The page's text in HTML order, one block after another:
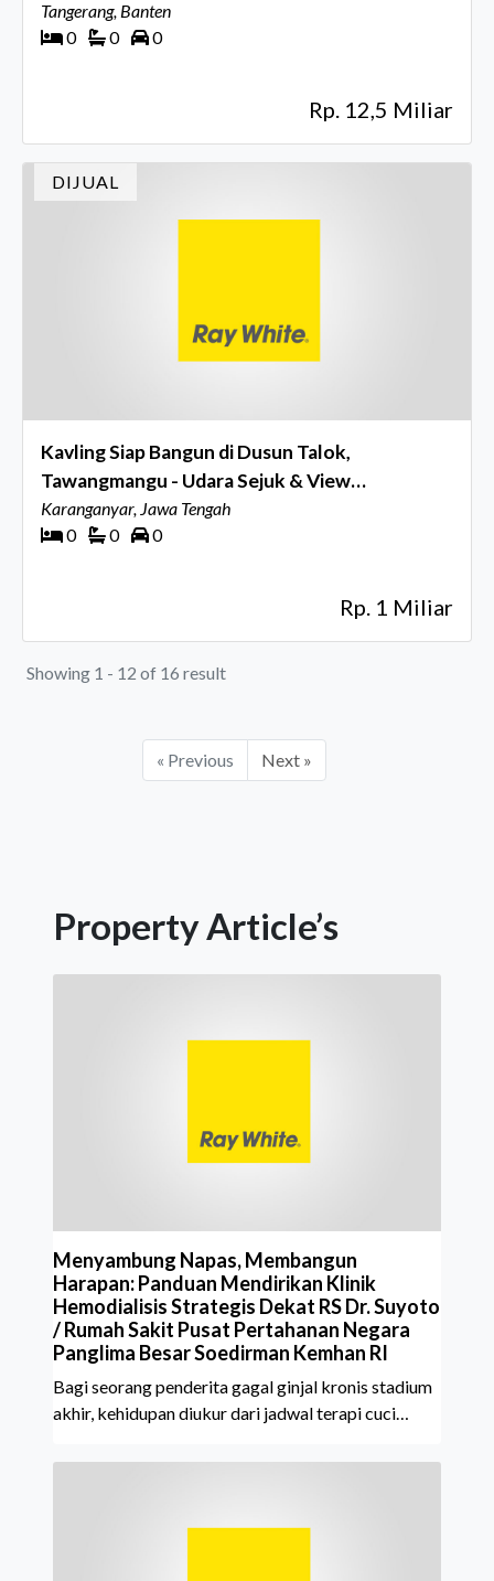
Tangerang, Banten
0
0 0
Rp. 12,5 Miliar
DIJUAL
Kavling Siap Bangun di Dusun Talok,
Tawangmangu - Udara Sejuk & View
Pegunungan
Karanganyar, Jawa Tengah
0
0 0
Rp. 1 Miliar
Showing 1 - 12 of 16 result
« Previous Next »
Property Article’s
Menyambung Napas, Membangun
Harapan: Panduan Mendirikan Klinik
Hemodialisis Strategis Dekat RS Dr. Suyoto
/ Rumah Sakit Pusat Pertahanan Negara
Panglima Besar Soedirman Kemhan RI
Bagi seorang penderita gagal ginjal kronis stadium
akhir, kehidupan diukur dari jadwal terapi cuci